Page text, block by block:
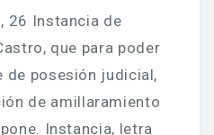
26 Instancia de
que para poder
de posesión judicial,
de amillaramiento
Instancia, letra